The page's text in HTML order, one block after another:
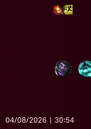
04/08/2026 | 30:54